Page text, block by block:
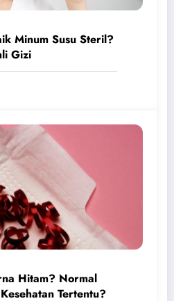
Minum Susu Steril?
Gizi
Hitam? Normal
Tertentu?